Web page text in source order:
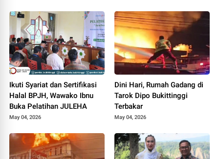
Ikuti Syariat dan Sertifikasi
Halal BPJH, Wawako Ibnu
Buka Pelatihan JULEHA
May 04, 2026
Dini Hari, Rumah Gadang di
Tarok Dipo Bukittinggi
Terbakar
May 04, 2026